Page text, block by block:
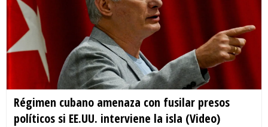
Régimen cubano amenaza con fusilar presos
políticos si EE.UU. interviene la isla (Video)